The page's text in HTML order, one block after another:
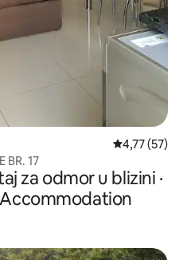
Prosječna
4,77 (57)
BR. 17
za odmor u blizini ·